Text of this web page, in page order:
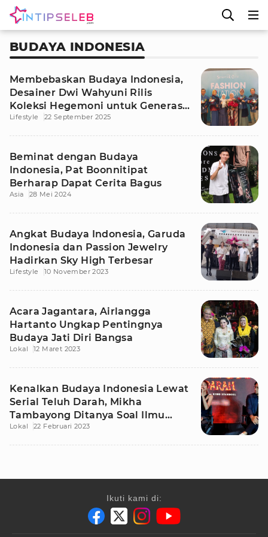
BUDAYA INDONESIA
Membebaskan Budaya Indonesia,
Desainer Dwi Wahyuni Rilis
Koleksi Hegemoni untuk Generasi
Urban
Lifestyle 22 September 2025
Beminat dengan Budaya
Indonesia, Pat Boonnitipat
Berharap Dapat Cerita Bagus
Asia 28 Mei 2024
Angkat Budaya Indonesia, Garuda
Indonesia dan Passion Jewelry
Hadirkan Sky High Terbesar
Lifestyle 10 November 2023
Acara Jagantara, Airlangga
Hartanto Ungkap Pentingnya
Budaya Jati Diri Bangsa
Lokal 12 Maret 2023
Kenalkan Budaya Indonesia Lewat
Serial Teluh Darah, Mikha
Tambayong Ditanya Soal Ilmu
Hitam
Lokal 22 Februari 2023
Ikuti kami di: